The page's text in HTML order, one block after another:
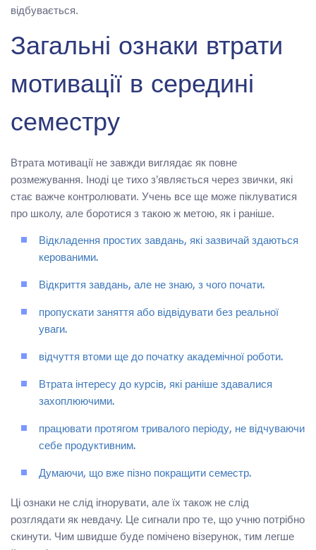
відбувається.
Загальні ознаки втрати
мотивації в середині
семестру
Втрата мотивації не завжди виглядає як повне
розмежування. Іноді це тихо з’являється через звички, які
стає важче контролювати. Учень все ще може піклуватися
про школу, але боротися з такою ж метою, як і раніше.
Відкладення простих завдань, які зазвичай здаються
керованими.
Відкриття завдань, але не знаю, з чого почати.
пропускати заняття або відвідувати без реальної
уваги.
відчуття втоми ще до початку академічної роботи.
Втрата інтересу до курсів, які раніше здавалися
захоплюючими.
працювати протягом тривалого періоду, не відчуваючи
себе продуктивним.
Думаючи, що вже пізно покращити семестр.
Ці ознаки не слід ігнорувати, але їх також не слід
розглядати як невдачу. Це сигнали про те, що учню потрібно
скинути. Чим швидше буде помічено візерунок, тим легше